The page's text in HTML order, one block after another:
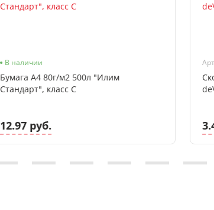
В наличии
Бумага А4 80г/м2 500л "Илим
Стандарт", класс С
12.97 руб.